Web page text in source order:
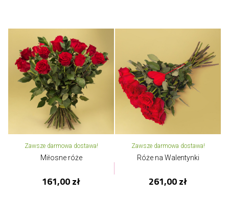
Zawsze darmowa dostawa!
Miłosne róże
161,00 zł
Zawsze darmowa dostawa!
Róże na Walentynki
261,00 zł